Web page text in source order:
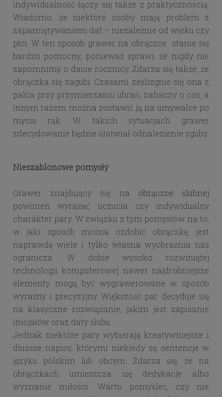
indywidualność łączy się także z praktycznością.
Wiadomo, że niektóre osoby mają problem z
zapamiętywaniem dat – niezależnie od wieku czy
płci. W ten sposób grawer na obrączce stanie się
bardzo pomocny, ponieważ sprawi, że nigdy nie
zapomnimy o dacie rocznicy. Zdarza się także, że
obrączka się zagubi. Czasami ześlizgnie się ona z
palca przy przymierzaniu ubrań, zahaczy o coś, a
innym razem można zostawić ją na umywalce po
myciu rąk. W takich sytuacjach grawer
zdecydowanie będzie ułatwiał odnalezienie zguby.
Nieszablonowe pomysły
Grawer znajdujący się na obrączce ślubnej
powinien wyrażać uczucia czy indywidualny
charakter pary. W związku z tym pomysłów na to,
w jaki sposób można ozdobić obrączkę, jest
naprawdę wiele i tylko własna wyobraźnia nas
ogranicza. W dobie wysoko rozwiniętej
technologii komputerowej nawet najdrobniejsze
elementy mogą być wygrawerowane w sposób
wyraźny i precyzyjny. Większość par decyduje się
na klasyczne rozwiązanie, jakim jest zapisanie
inicjałów oraz daty ślubu.
Jednak niektóre pary wybierają kreatywniejsze i
dłuższe napisy, którymi niekiedy są sentencje w
języku polskim lub obcym. Zdarza się, że na
obrączkach umieszcza się dedykacje albo
wyznanie miłości. Warto pomyśleć, czy nie